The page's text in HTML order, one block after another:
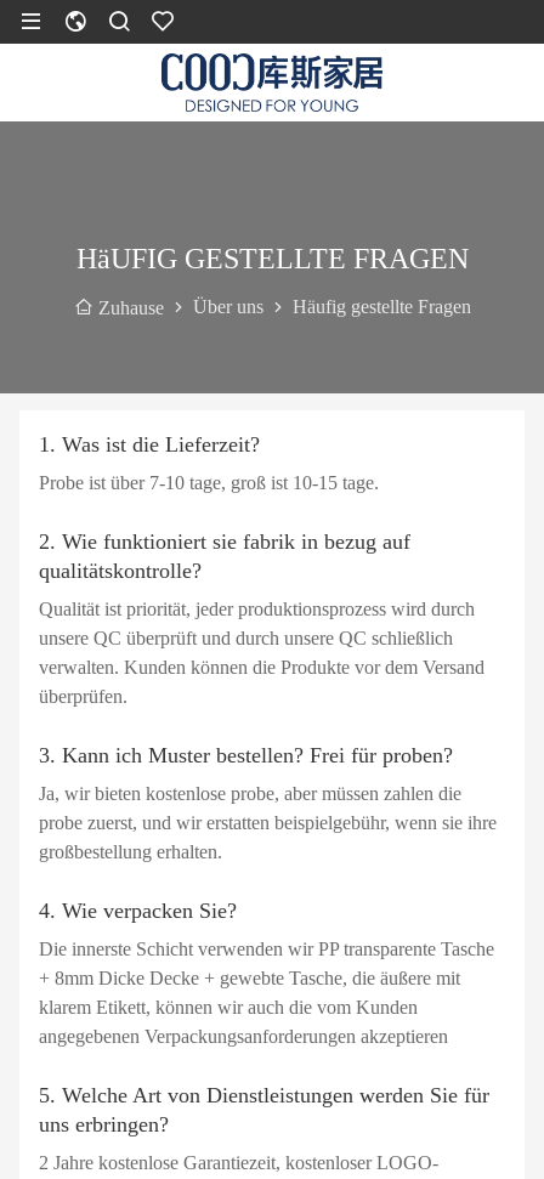
HäUFIG GESTELLTE FRAGEN
Zuhause Über uns Häufig gestellte Fragen
1. Was ist die Lieferzeit?
Probe ist über 7-10 tage, groß ist 10-15 tage.
2. Wie funktioniert sie fabrik in bezug auf
qualitätskontrolle?
Qualität ist priorität, jeder produktionsprozess wird durch
unsere QC überprüft und durch unsere QC schließlich
verwalten. Kunden können die Produkte vor dem Versand
überprüfen.
3. Kann ich Muster bestellen? Frei für proben?
Ja, wir bieten kostenlose probe, aber müssen zahlen die
probe zuerst, und wir erstatten beispielgebühr, wenn sie ihre
großbestellung erhalten.
4. Wie verpacken Sie?
Die innerste Schicht verwenden wir PP transparente Tasche
+ 8mm Dicke Decke + gewebte Tasche, die äußere mit
klarem Etikett, können wir auch die vom Kunden
angegebenen Verpackungsanforderungen akzeptieren
5. Welche Art von Dienstleistungen werden Sie für
uns erbringen?
2 Jahre kostenlose Garantiezeit, kostenloser LOGO-